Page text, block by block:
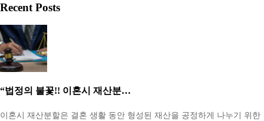
Recent Posts
“법정의 불꽃!! 이혼시 재산분…
이혼시 재산분할은 결혼 생활 동안 형성된 재산을 공정하게 나누기 위한